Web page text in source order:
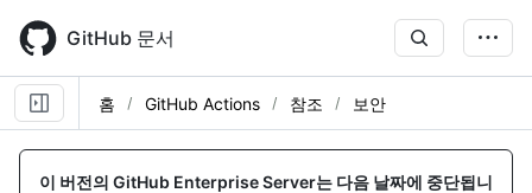
main
content
GitHub 문서
홈 GitHub Actions 참조 보안
이 버전의 GitHub Enterprise Server는 다음 날짜에 중단됩니